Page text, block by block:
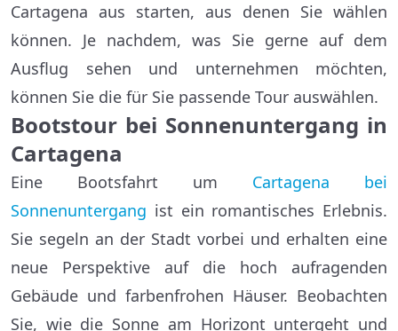
Cartagena aus starten, aus denen Sie wählen
können. Je nachdem, was Sie gerne auf dem
Ausflug sehen und unternehmen möchten,
können Sie die für Sie passende Tour auswählen.
Bootstour bei Sonnenuntergang in
Cartagena
Eine Bootsfahrt um Cartagena bei
Sonnenuntergang ist ein romantisches Erlebnis.
Sie segeln an der Stadt vorbei und erhalten eine
neue Perspektive auf die hoch aufragenden
Gebäude und farbenfrohen Häuser. Beobachten
Sie, wie die Sonne am Horizont untergeht und